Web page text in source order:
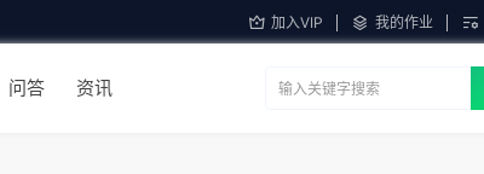
加入VIP 我的作业
问答 资讯